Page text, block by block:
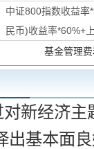
中证800指数收益率
民币)收益率*60%+
基金管理
新经济
出基本面